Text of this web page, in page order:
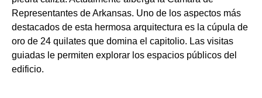
Representantes de Arkansas. Uno de los aspectos más
destacados de esta hermosa arquitectura es la cúpula de
oro de 24 quilates que domina el capitolio. Las visitas
guiadas le permiten explorar los espacios públicos del
edificio.